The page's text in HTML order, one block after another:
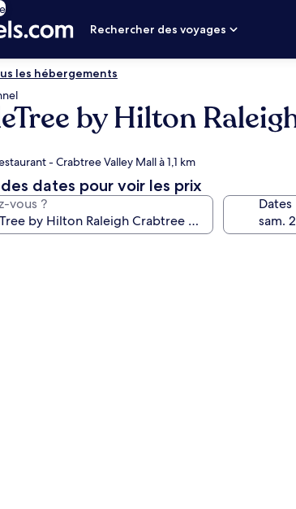
Rechercher des voyages
les hébergements
by Hilton
- Crabtree Valley Mall à 1,1 km
des dates pour voir les prix
vous ? Dates